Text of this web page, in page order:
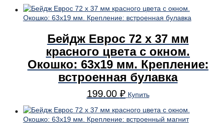
Бейдж Еврос 72 x 37 мм
красного цвета с окном.
Окошко: 63х19 мм. Крепление:
встроенная булавка
199.00 ₽ Купить